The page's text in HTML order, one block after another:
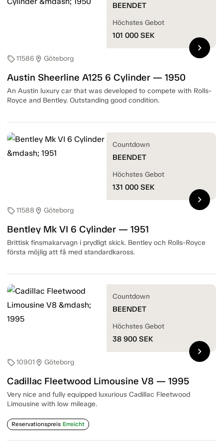
sell11586 location_on Göteborg
Austin Sheerline A125 6 Cylinder — 1950
An Austin luxury car that was developed to compete with Rolls-
Royce and Bentley. Outstanding good condition.
BEENDET
Höchstes Gebot
101 000 SEK
chevron_right
sell11588 location_on Göteborg
Bentley Mk VI 6 Cylinder — 1951
Brittisk finsmakarvagn i prydligt skick. Bentley och Rolls-Royce
första möjlig att få med standardkaross.
Countdown
BEENDET
Höchstes Gebot
131 000 SEK
chevron_right
sell10901 location_on Göteborg
Cadillac Fleetwood Limousine V8 — 1995
Very nice and fully equipped luxurious Cadillac Fleetwood
Limousine with low mileage.
Reservationspreis Erreicht
Countdown
BEENDET
Höchstes Gebot
38 900 SEK
chevron_right